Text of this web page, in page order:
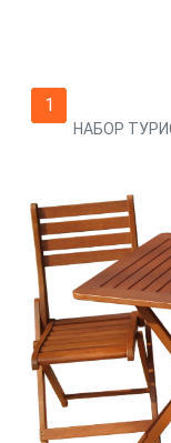
1
НАБОР